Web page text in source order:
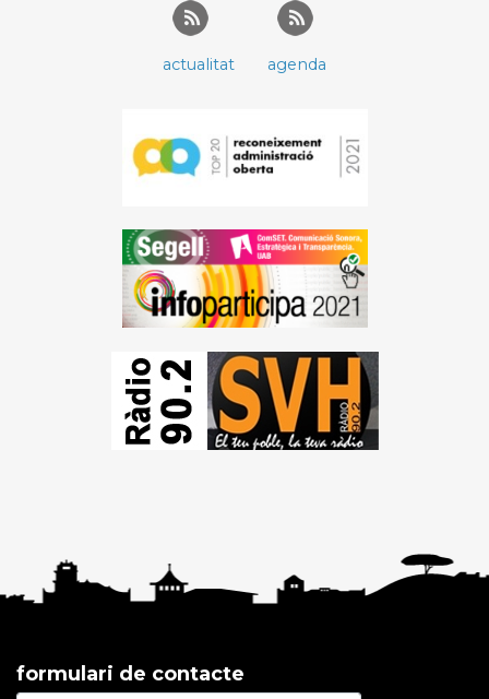
actualitat agenda
formulari de contacte